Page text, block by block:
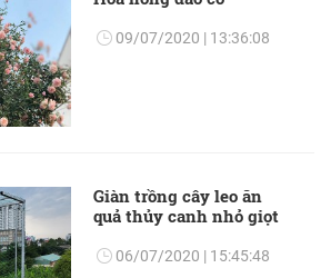
09/07/2020 | 13:36:08
Giàn trồng cây leo ăn
quả thủy canh nhỏ giọt
06/07/2020 | 15:45:48